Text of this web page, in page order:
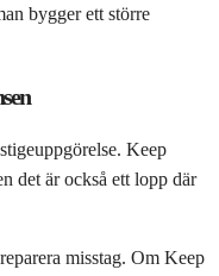
bygger ett större
Keep
det är också ett lopp där
misstag. Om Keep